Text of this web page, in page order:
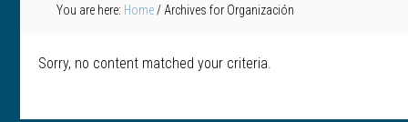
You are here: Home / Archives for Organización
Sorry, no content matched your criteria.